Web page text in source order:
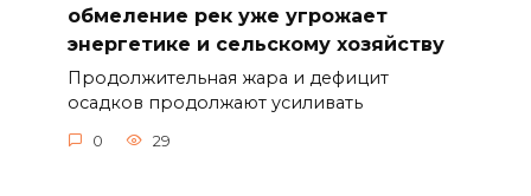
обмеление рек уже угрожает
энергетике и сельскому хозяйству
Продолжительная жара и дефицит
осадков продолжают усиливать
0 29